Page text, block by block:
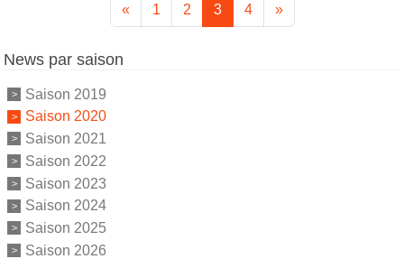
« 1 2 3 4 »
News par saison
Saison 2019
Saison 2020
Saison 2021
Saison 2022
Saison 2023
Saison 2024
Saison 2025
Saison 2026